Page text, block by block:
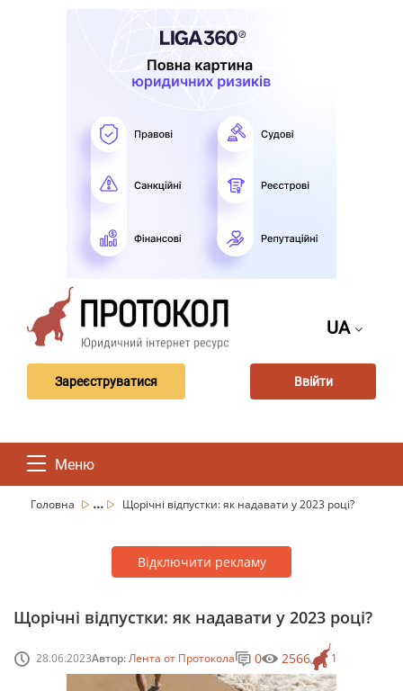
UA
Зареєструватися Ввійти
Меню
Головна ... Щорічні відпустки: як надавати у 2023 році?
Відключити рекламу
Щорічні відпустки: як надавати у 2023 році?
28.06.2023Автор:Лента от Протокола 1
0 2566